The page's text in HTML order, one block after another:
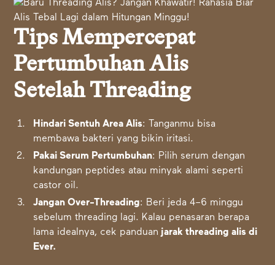
Tips Mempercepat
Pertumbuhan Alis
Setelah Threading
Hindari Sentuh Area Alis: Tanganmu bisa
membawa bakteri yang bikin iritasi.
Pakai Serum Pertumbuhan: Pilih serum dengan
kandungan peptides atau minyak alami seperti
castor oil.
Jangan Over-Threading: Beri jeda 4–6 minggu
sebelum threading lagi. Kalau penasaran berapa
lama idealnya, cek panduan jarak threading alis di
Ever.